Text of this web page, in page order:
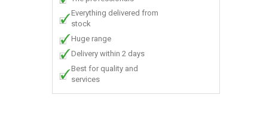
Everything delivered from
stock
Huge range
Delivery within 2 days
Best for quality and
services